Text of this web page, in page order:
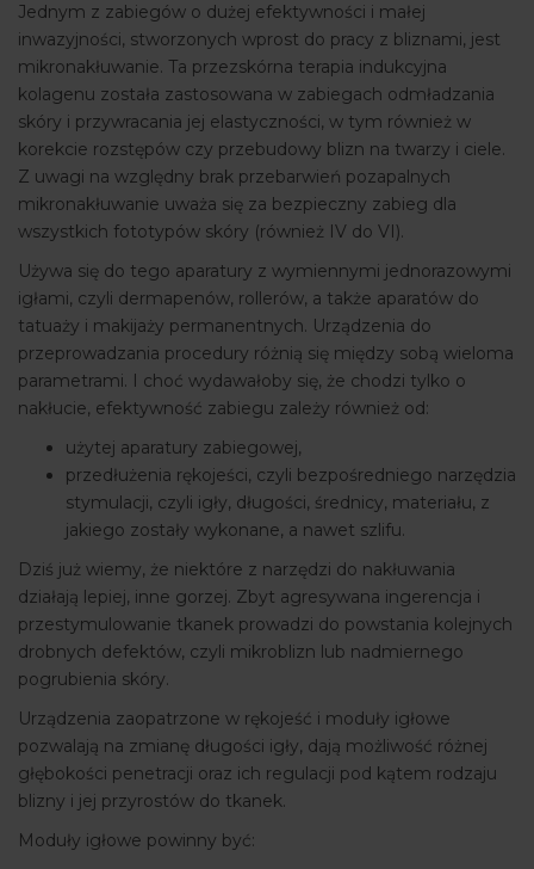
Jednym z zabiegów o dużej efektywności i małej
inwazyjności, stworzonych wprost do pracy z bliznami, jest
mikronakłuwanie. Ta przezskórna terapia indukcyjna
kolagenu została zastosowana w zabiegach odmładzania
skóry i przywracania jej elastyczności, w tym również w
korekcie rozstępów czy przebudowy blizn na twarzy i ciele.
Z uwagi na względny brak przebarwień pozapalnych
mikronakłuwanie uważa się za bezpieczny zabieg dla
wszystkich fototypów skóry (również IV do VI).
Używa się do tego aparatury z wymiennymi jednorazowymi
igłami, czyli dermapenów, rollerów, a także aparatów do
tatuaży i makijaży permanentnych. Urządzenia do
przeprowadzania procedury różnią się między sobą wieloma
parametrami. I choć wydawałoby się, że chodzi tylko o
nakłucie, efektywność zabiegu zależy również od:
użytej aparatury zabiegowej,
przedłużenia rękojeści, czyli bezpośredniego narzędzia
stymulacji, czyli igły, długości, średnicy, materiału, z
jakiego zostały wykonane, a nawet szlifu.
Dziś już wiemy, że niektóre z narzędzi do nakłuwania
działają lepiej, inne gorzej. Zbyt agresywana ingerencja i
przestymulowanie tkanek prowadzi do powstania kolejnych
drobnych defektów, czyli mikroblizn lub nadmiernego
pogrubienia skóry.
Urządzenia zaopatrzone w rękojeść i moduły igłowe
pozwalają na zmianę długości igły, dają możliwość różnej
głębokości penetracji oraz ich regulacji pod kątem rodzaju
blizny i jej przyrostów do tkanek.
Moduły igłowe powinny być: